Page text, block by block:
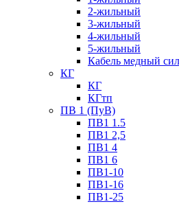
2-жильный
3-жильный
4-жильный
5-жильный
Кабель медный
КГ
КГ
КГтп
ПВ 1 (ПуВ)
ПВ1 1.5
ПВ1 2,5
ПВ1 4
ПВ1 6
ПВ1-10
ПВ1-16
ПВ1-25